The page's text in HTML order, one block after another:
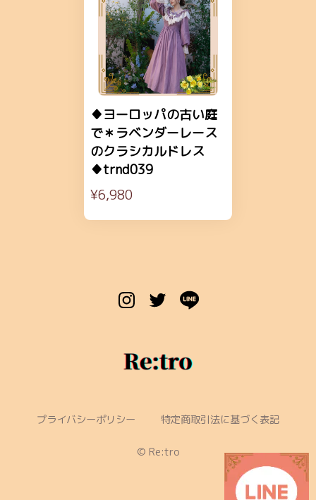
♦ヨーロッパの古い庭
で＊ラベンダーレース
のクラシカルドレス
♦trnd039
¥6,980
プライバシーポリシー 特定商取引法に基づく表記
©︎ Re:tro